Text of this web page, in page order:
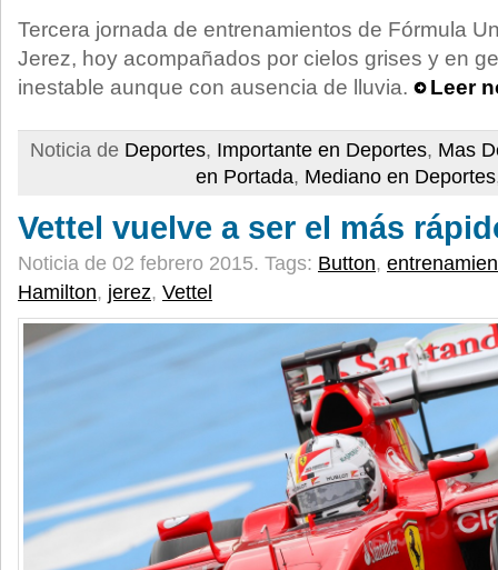
Tercera jornada de entrenamientos de Fórmula
Jerez, hoy acompañados por cielos grises y en
inestable aunque con ausencia de lluvia.
Leer
Noticia de Deportes, Importante en Deportes, Mas
en Portada, Mediano en Deportes
Vettel vuelve a ser el más
Noticia de 02 febrero 2015. Tags: Button,
Hamilton, jerez, Vettel